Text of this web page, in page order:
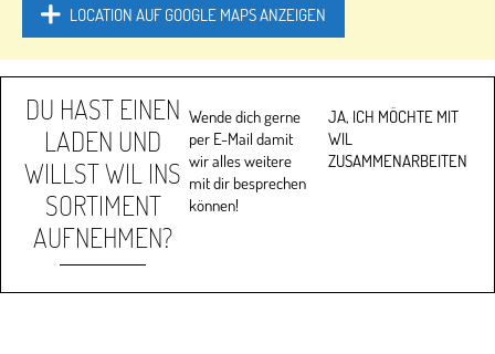
LOCATION AUF GOOGLE MAPS ANZEIGEN
DU HAST EINEN
LADEN UND
WILLST WIL INS
SORTIMENT
AUFNEHMEN?
Wende dich gerne
per E-Mail damit
wir alles weitere
mit dir besprechen
können!
JA, ICH MÖCHTE MIT
WIL
ZUSAMMENARBEITEN